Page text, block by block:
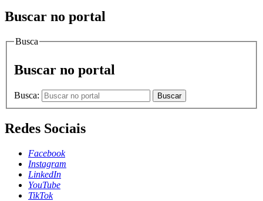
Buscar no portal
Busca
Buscar no portal
Busca: Buscar
Redes Sociais
Facebook
Instagram
LinkedIn
YouTube
TikTok